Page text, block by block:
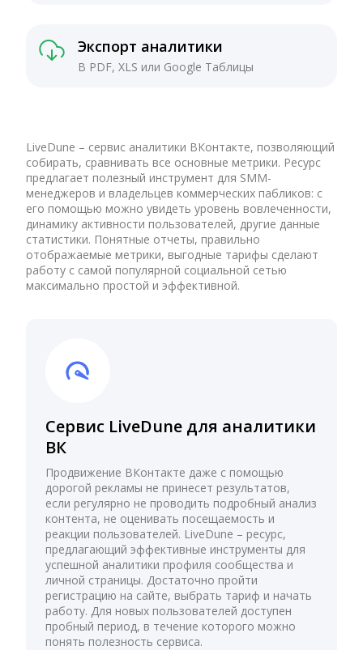
Экспорт аналитики
В PDF, XLS или Google Таблицы
LiveDune – сервис аналитики ВКонтакте, позволяющий
собирать, сравнивать все основные метрики. Ресурс
предлагает полезный инструмент для SMM-
менеджеров и владельцев коммерческих пабликов: с
его помощью можно увидеть уровень вовлеченности,
динамику активности пользователей, другие данные
статистики. Понятные отчеты, правильно
отображаемые метрики, выгодные тарифы сделают
работу с самой популярной социальной сетью
максимально простой и эффективной.
Сервис LiveDune для аналитики
ВК
Продвижение ВКонтакте даже с помощью
дорогой рекламы не принесет результатов,
если регулярно не проводить подробный анализ
контента, не оценивать посещаемость и
реакции пользователей. LiveDune – ресурс,
предлагающий эффективные инструменты для
успешной аналитики профиля сообщества и
личной страницы. Достаточно пройти
регистрацию на сайте, выбрать тариф и начать
работу. Для новых пользователей доступен
пробный период, в течение которого можно
понять полезность сервиса.